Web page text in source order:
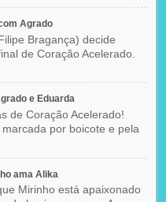
Agrado
Bragança) decide
de Coração Acelerado.
e Eduarda
de Coração Acelerado!
por boicote e pela
ama Alika
Mirinho está apaixonado